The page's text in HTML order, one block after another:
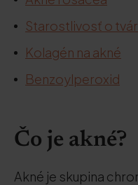
Starostlivosť o tvár
Kolagén na akné
Benzoylperoxid
Čo je akné?
Akné je skupina